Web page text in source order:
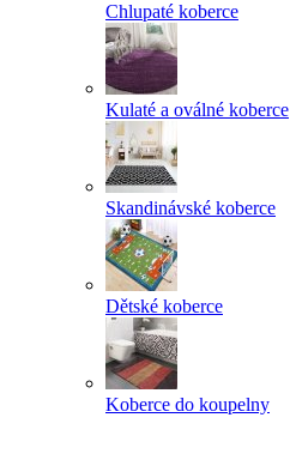
Chlupaté koberce
Kulaté a oválné koberce
Skandinávské koberce
Dětské koberce
Koberce do koupelny